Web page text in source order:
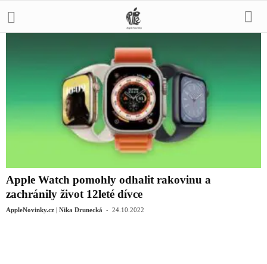
Apple Watch pomohly odhalit rakovinu a
zachránily život 12leté dívce
AppleNovinky.cz | Nika Drunecká - 24.10.2022